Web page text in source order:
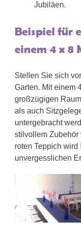
Jubiläen.
Beispiel für
einem 4 x 8
Stellen Sie sich
Garten. Mit einem
großzügigen
als auch
untergebracht
stilvollem Zubehör
roten Teppich
unvergesslichen